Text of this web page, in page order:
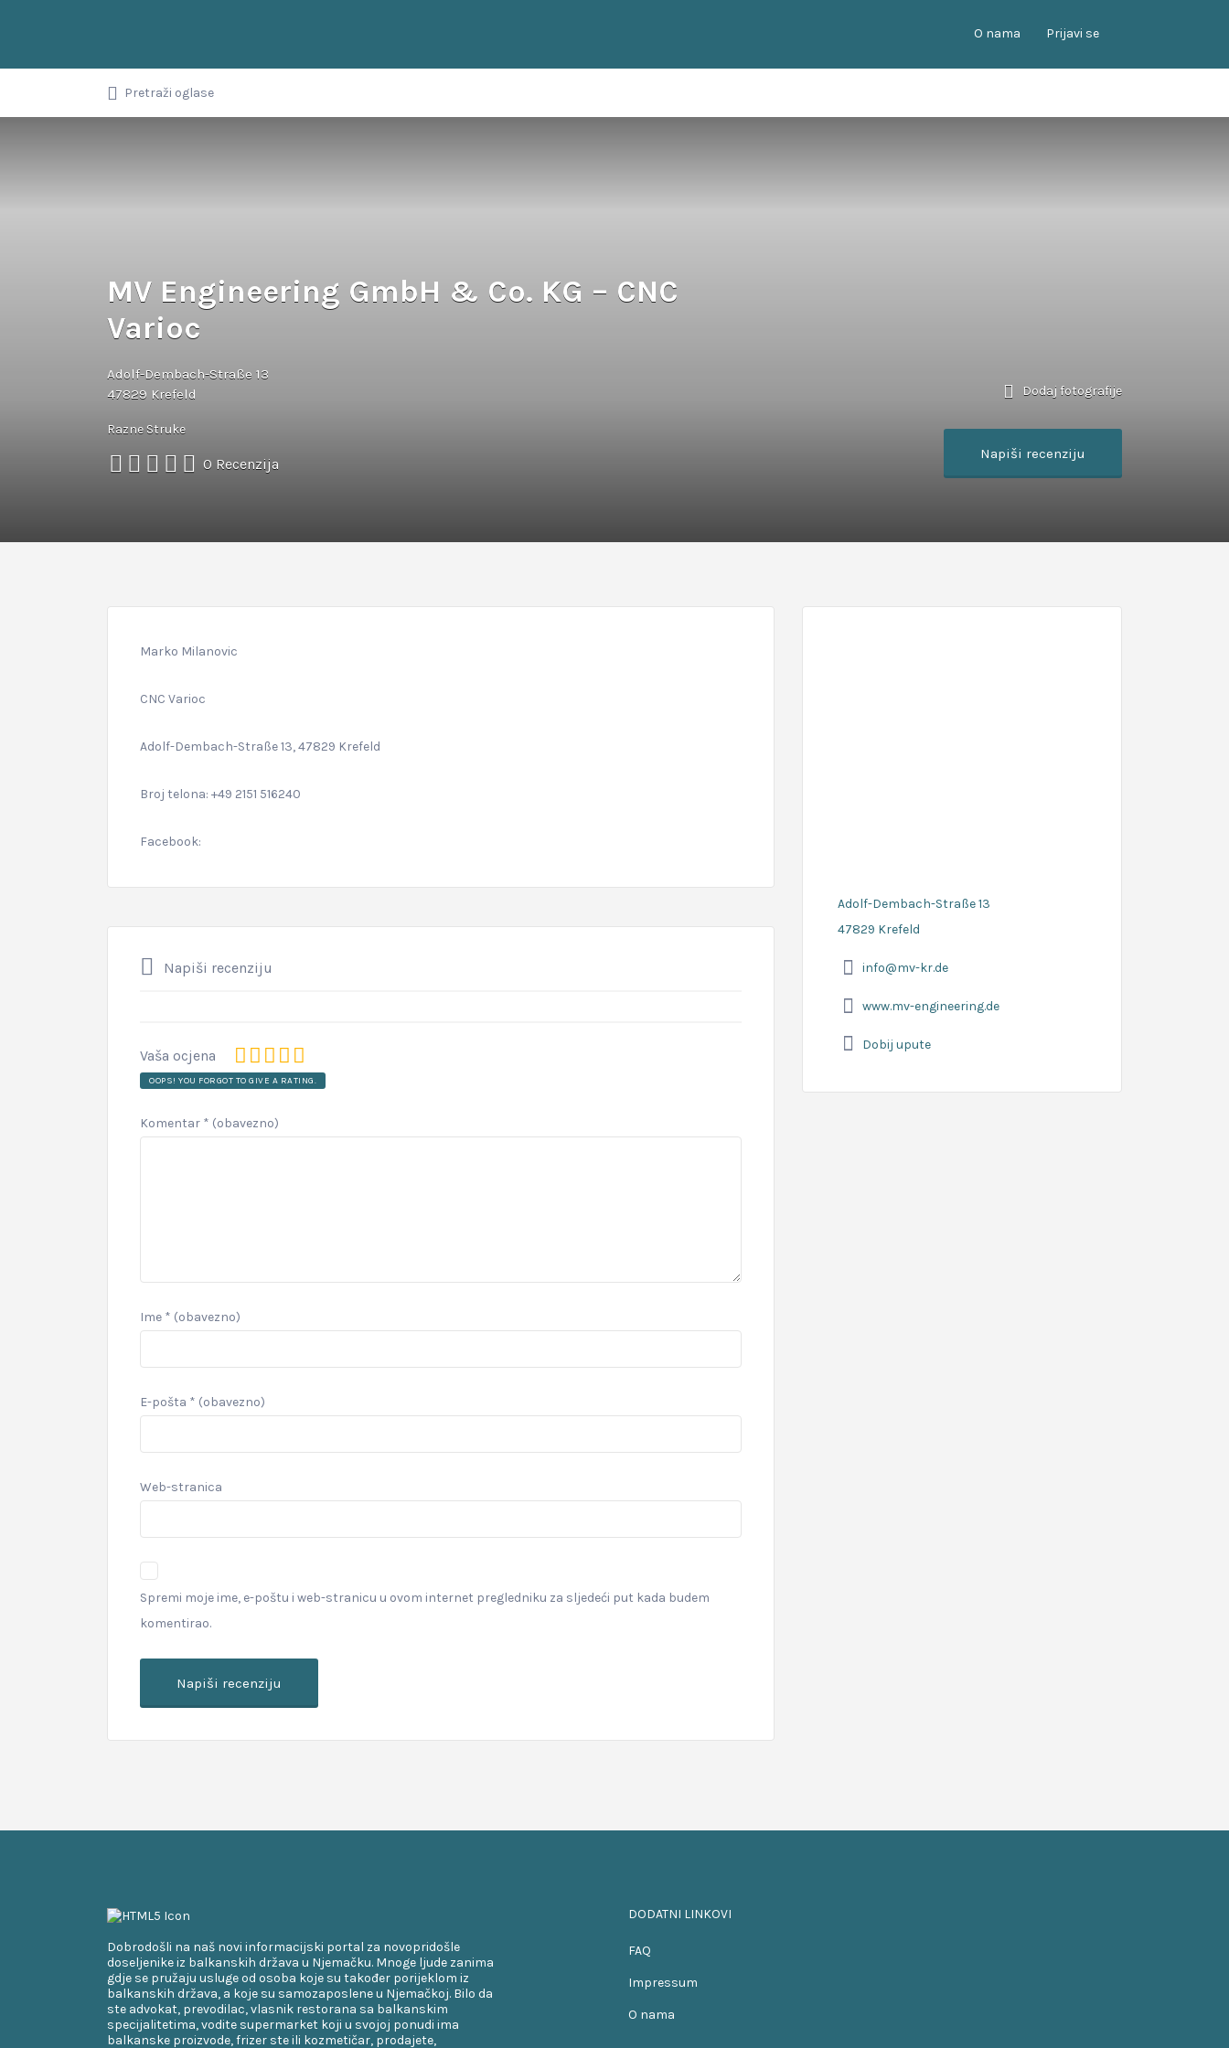
Balkanci u
Njemačkoj
O nama Prijavi se
riječ
naziv
oglasa...
Pretraži oglase
MV Engineering GmbH & Co. KG – CNC
Varioc
Adolf-Dembach-Straße 13
47829 Krefeld
Razne Struke
0 Recenzija
Dodaj fotografije
Napiši recenziju
Marko Milanovic
CNC Varioc
Adolf-Dembach-Straße 13, 47829 Krefeld
Broj telona: +49 2151 516240
Facebook:
Napiši recenziju
Vaša ocjena
OOPS! YOU FORGOT TO GIVE A RATING.
Komentar * (obavezno)
Ime * (obavezno)
E-pošta * (obavezno)
Web-stranica
Spremi moje ime, e-poštu i web-stranicu u ovom internet pregledniku za sljedeći put kada budem
komentirao.
Adolf-Dembach-Straße 13
47829 Krefeld
info@mv-kr.de
www.mv-engineering.de
Dobij upute
Dobrodošli na naš novi informacijski portal za novopridošle
doseljenike iz balkanskih država u Njemačku. Mnoge ljude zanima
gdje se pružaju usluge od osoba koje su također porijeklom iz
balkanskih država, a koje su samozaposlene u Njemačkoj. Bilo da
ste advokat, prevodilac, vlasnik restorana sa balkanskim
specijalitetima, vodite supermarket koji u svojoj ponudi ima
balkanske proizvode, frizer ste ili kozmetičar, prodajete,
DODATNI LINKOVI
FAQ
Impressum
O nama